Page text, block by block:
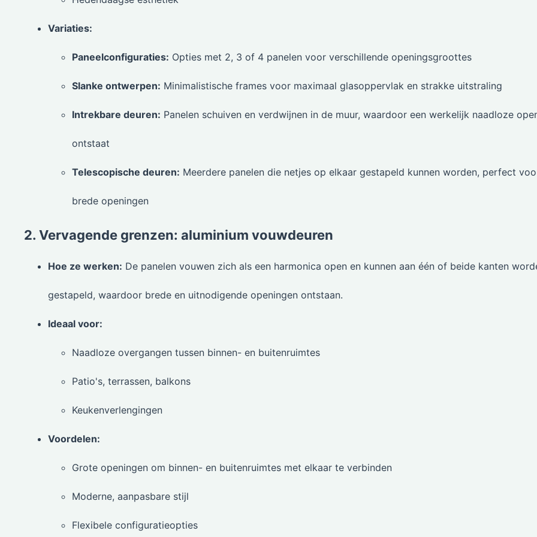
Variaties:
Paneelconfiguraties: Opties met 2, 3 of 4 panelen voor verschillende openingsgroottes
Slanke ontwerpen: Minimalistische frames voor maximaal glasoppervlak en strakke uitstraling
Intrekbare deuren: Panelen schuiven en verdwijnen in de muur, waardoor een werkelijk naadloze
ontstaat
Telescopische deuren: Meerdere panelen die netjes op elkaar gestapeld kunnen worden, perfect
brede openingen
2. Vervagende grenzen: aluminium vouwdeuren
Hoe ze werken: De panelen vouwen zich als een harmonica open en kunnen aan één of beide kanten
gestapeld, waardoor brede en uitnodigende openingen ontstaan.
Ideaal voor:
Naadloze overgangen tussen binnen- en buitenruimtes
Patio's, terrassen, balkons
Keukenverlengingen
Voordelen:
Grote openingen om binnen- en buitenruimtes met elkaar te verbinden
Moderne, aanpasbare stijl
Flexibele configuratieopties